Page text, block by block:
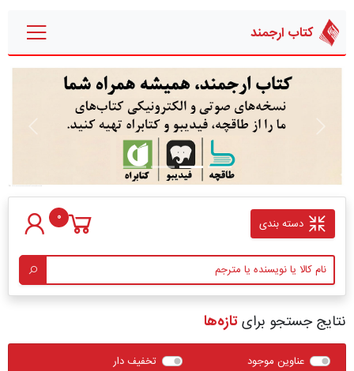
کتاب ارجمند
بعدی
دسته بندی 0
نتایج جستجو برایتازه‌ها
عناوین موجود
تخفیف دار